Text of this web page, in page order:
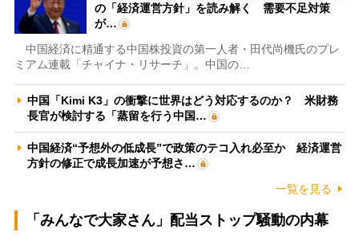
の「経済運営方針」を読み解く 需要不足対策
が…
中国経済に精通する中国株投資の第一人者・田代尚機氏のプレ
ミアム連載「チャイナ・リサーチ」。中国の…
中国「Kimi K3」の衝撃に世界はどう対応するのか？ 米財務
長官が検討する「蒸留を行う中国…
中国経済“予想外の低成長”で政策のテコ入れ必至か 経済運営
方針の修正で成長加速が予想さ…
一覧を見る
「みんなで大家さん」配当ストップ騒動の内幕